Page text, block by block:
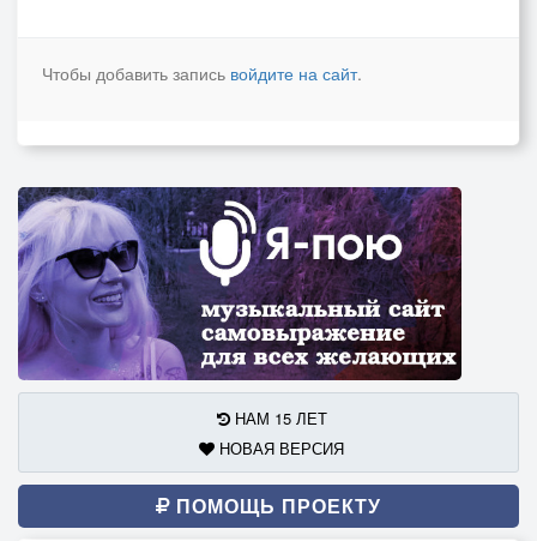
Чтобы добавить запись войдите на сайт.
НАМ 15 ЛЕТ
НОВАЯ ВЕРСИЯ
ПОМОЩЬ ПРОЕКТУ